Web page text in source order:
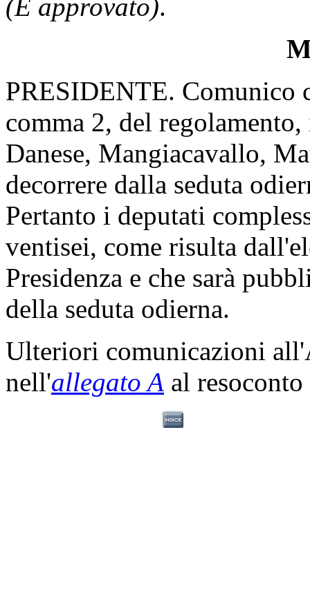
(È approvato).
PRESIDENTE. Comunico
comma 2, del
Danese, Mangiacavallo,
decorrere dalla seduta
Pertanto i deputati
ventisei, come risulta
Presidenza e che sarà
della seduta odierna.
Ulteriori comunicazioni
nell'allegato A al